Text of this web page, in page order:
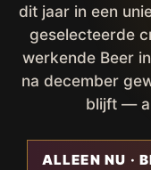
dit jaar in een
geselecteerde
werkende Beer
na december
blijft —
ALLEEN NU ·